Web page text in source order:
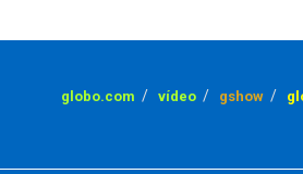
globo.com vídeo gshow